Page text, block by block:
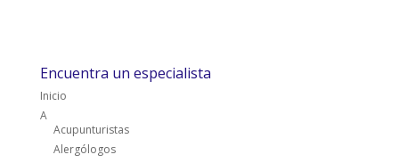
Encuentra un especialista
Inicio
A
Acupunturistas
Alergólogos